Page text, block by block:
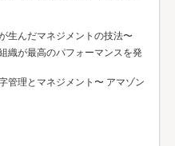
生んだマネジメントの技法〜
織が最高のパフォーマンスを発
管理とマネジメント〜 アマゾン